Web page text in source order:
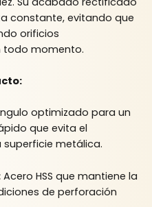
constante, evitando que
orificios
todo momento.
optimizado para un
que evita el
metálica.
Acero HSS que mantiene la
de perforación